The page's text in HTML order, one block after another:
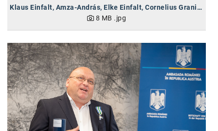
Klaus Einfalt, Amza-András, Elke Einfalt, Cornelius Granig, Meinrad Höfferer (vlnr)
8 MB .jpg